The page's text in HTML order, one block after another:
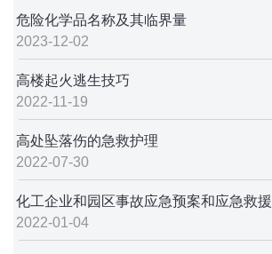
危险化学品名称及其临界量
2023-12-02
高楼起火逃生技巧
2022-11-19
高处坠落伤的急救护理
2022-07-30
化工企业和园区事故应急预案和应急救援
2022-01-04